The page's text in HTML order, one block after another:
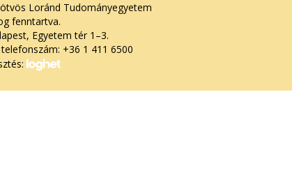
Loránd Tudományegyetem
fenntartva.
Egyetem tér 1–3.
+36 1 411 6500